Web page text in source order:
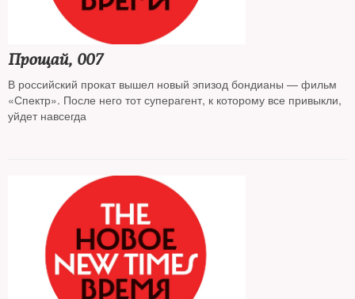
Прощай, 007
В российский прокат вышел новый эпизод бондианы — фильм
«Спектр». После него тот суперагент, к которому все привыкли,
уйдет навсегда